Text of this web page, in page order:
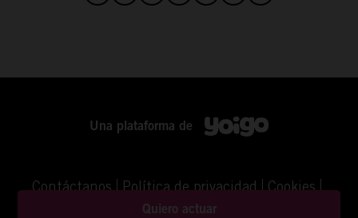
Quiero actuar
Una plataforma de
Contáctanos Política de privacidad
Cookies
Aviso Legal
©YOIGO